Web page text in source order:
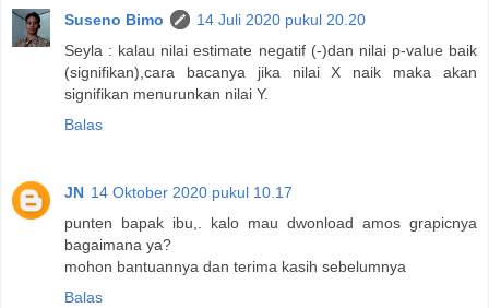
Suseno Bimo
14 Juli 2020 pukul 20.20
Seyla : kalau nilai estimate negatif (-)dan nilai p-value baik
(signifikan),cara bacanya jika nilai X naik maka akan
signifikan menurunkan nilai Y.
Balas
JN 14 Oktober 2020 pukul 10.17
punten bapak ibu,. kalo mau dwonload amos grapicnya
bagaimana ya?
mohon bantuannya dan terima kasih sebelumnya
Balas